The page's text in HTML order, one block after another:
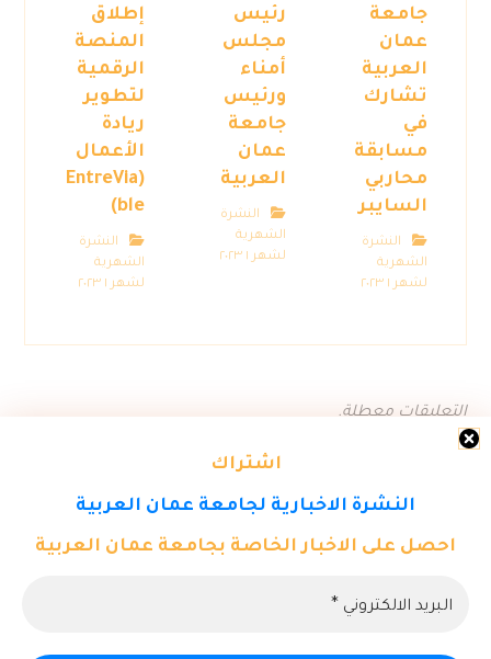
اشتراك
النشرة الاخبارية لجامعة عمان العربية
احصل على الاخبار الخاصة بجامعة عمان العربية
جامعة
عمان
العربية
تشارك
في
مسابقة
محاربي
السايبر
النشرة
الشهرية
لشهر ١ ٢٠٢٣
رئيس
مجلس
أمناء
ورئيس
جامعة
عمان
العربية
النشرة
الشهرية
لشهر ١ ٢٠٢٣
إطلاق
المنصة
الرقمية
لتطوير
ريادة
الأعمال
(EntreVia
ble)
النشرة
الشهرية
لشهر ١ ٢٠٢٣
التعليقات معطلة.